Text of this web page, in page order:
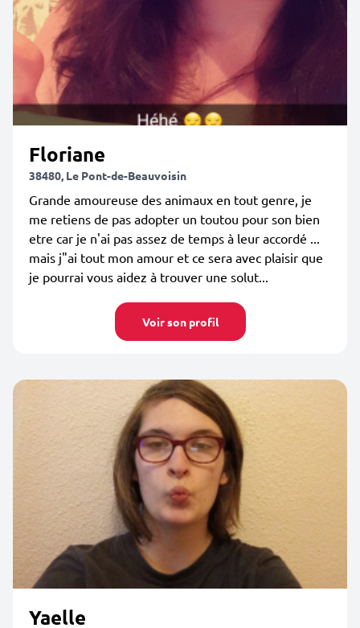
Floriane
38480, Le Pont-de-Beauvoisin
Grande amoureuse des animaux en tout genre, je
me retiens de pas adopter un toutou pour son bien
etre car je n'ai pas assez de temps à leur accordé ...
mais j"ai tout mon amour et ce sera avec plaisir que
je pourrai vous aidez à trouver une solut...
Voir son profil
Yaelle